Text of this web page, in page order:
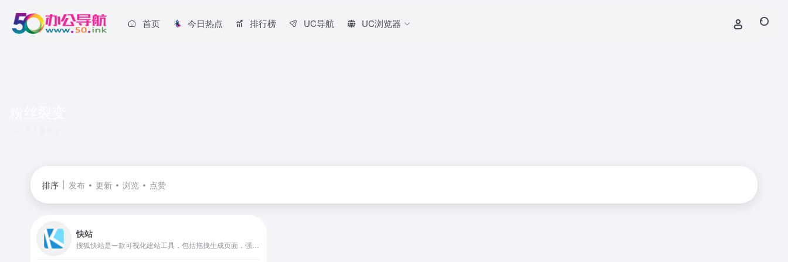
首页 今日热点 排行榜 UC导航 UC浏览器
排序 发布 更新 浏览 点赞
快站